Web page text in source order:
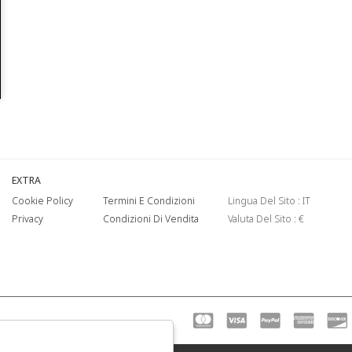
EXTRA
Cookie Policy
Privacy
Termini E Condizioni
Condizioni Di Vendita
Lingua Del Sito : IT
Valuta Del Sito : €